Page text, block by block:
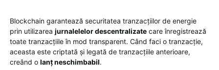
Blockchain garantează securitatea tranzacțiilor de energie
prin utilizarea jurnalelelor descentralizate care înregistrează
toate tranzacțiile în mod transparent. Când faci o tranzacție,
aceasta este criptată și legată de tranzacțiile anterioare,
creând o lanț neschimbabil.